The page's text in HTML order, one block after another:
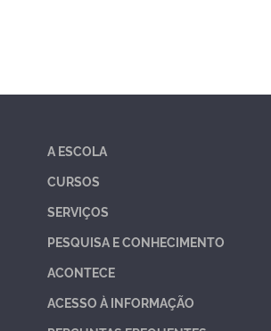
A ESCOLA
CURSOS
SERVIÇOS
PESQUISA E CONHECIMENTO
ACONTECE
ACESSO À INFORMAÇÃO